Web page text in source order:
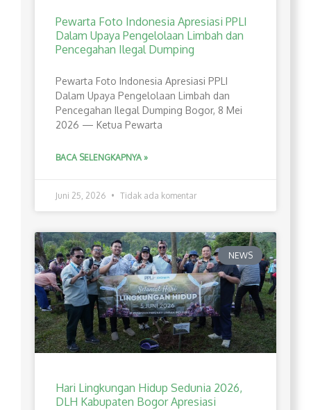
Pewarta Foto Indonesia Apresiasi PPLI
Dalam Upaya Pengelolaan Limbah dan
Pencegahan Ilegal Dumping
Pewarta Foto Indonesia Apresiasi PPLI
Dalam Upaya Pengelolaan Limbah dan
Pencegahan Ilegal Dumping Bogor, 8 Mei
2026 — Ketua Pewarta
BACA SELENGKAPNYA »
Juni 25, 2026 Tidak ada komentar
NEWS
Hari Lingkungan Hidup Sedunia 2026,
DLH Kabupaten Bogor Apresiasi